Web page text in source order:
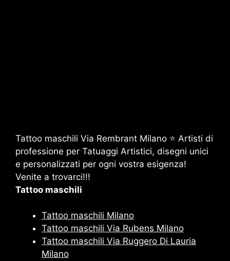
Tattoo maschili Via Rembrant Milano ⭐ Artisti di
professione per Tatuaggi Artistici, disegni unici
e personalizzati per ogni vostra esigenza!
Venite a trovarci!!!
Tattoo maschili
Tattoo maschili Milano
Tattoo maschili Via Rubens Milano
Tattoo maschili Via Ruggero Di Lauria
Milano